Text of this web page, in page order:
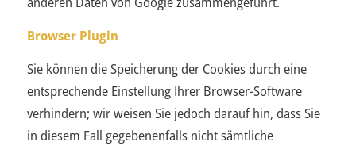
Browser Plugin
Sie können die Speicherung der Cookies durch eine
entsprechende Einstellung Ihrer Browser-Software
verhindern; wir weisen Sie jedoch darauf hin, dass Sie
in diesem Fall gegebenenfalls nicht sämtliche